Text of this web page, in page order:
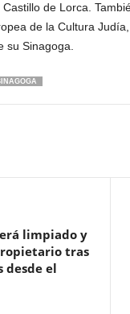
de Lorca.
de la Cultura
su Sinagoga.
limpiado y
tras
desde el